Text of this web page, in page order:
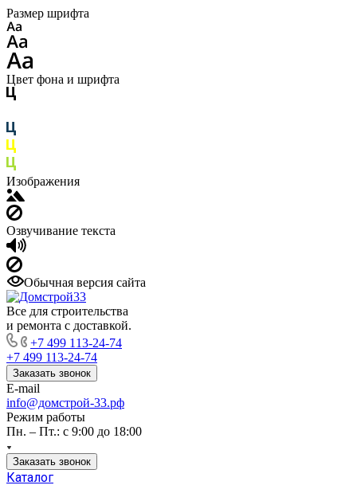
Размер шрифта
Цвет фона и шрифта
Изображения
Озвучивание текста
Обычная версия сайта
Все для строительства
и ремонта с доставкой.
+7 499 113-24-74
+7 499 113-24-74
Заказать звонок
E-mail
info@домстрой-33.рф
Режим работы
Пн. – Пт.: с 9:00 до 18:00
Заказать звонок
Каталог